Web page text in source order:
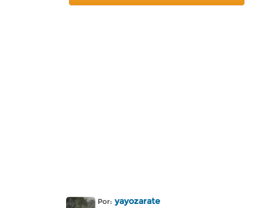
Por: yayozarate